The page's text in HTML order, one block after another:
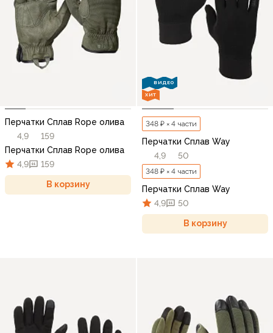
Перчатки Сплав Rope олива
4,9
159
Перчатки Сплав Rope олива
4,9
159
В корзину
ВИДЕО
ХИТ
348 ₽ × 4 части
Перчатки Сплав Way
4,9
50
348 ₽ × 4 части
Перчатки Сплав Way
4,9
50
В корзину